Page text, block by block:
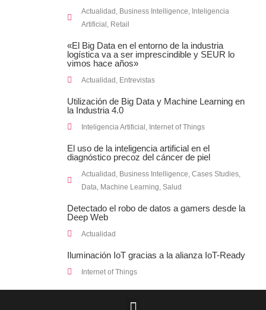
Actualidad Business Intelligence Inteligencia
Artificial Retail
«El Big Data en el entorno de la industria
logística va a ser imprescindible y SEUR lo
vimos hace años»
Actualidad Entrevistas
Utilización de Big Data y Machine Learning en
la Industria 4.0
Inteligencia Artificial, Internet of Things
El uso de la inteligencia artificial en el
diagnóstico precoz del cáncer de piel
Actualidad , Business Intelligence, Cases Studies,
Data, Machine Learning, Salud
Detectado el robo de datos a gamers desde la
Deep Web
Actualidad
Iluminación IoT gracias a la alianza IoT-Ready
Internet of Things